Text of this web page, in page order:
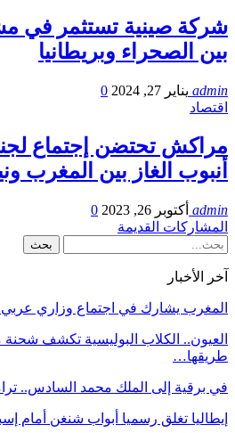
شركة صينية تستثمر في
بين الصحراء وبريطانيا
admin يناير 27, 2024
0
اقتصاد
مراكش تحتضن إجتماع
أنبوب الغاز بين المغرب
admin أكتوبر 26, 2023
0
المشاركات القديمة
آخر الأخبار
المغرب يشارك في اجتماع وزاري
العيون.. الكلاب البوليسية تكشف
طريقها…
في برقية إلى الملك محمد السادس..
إيطاليا تغلق رسميا أبواب شنغن أمام